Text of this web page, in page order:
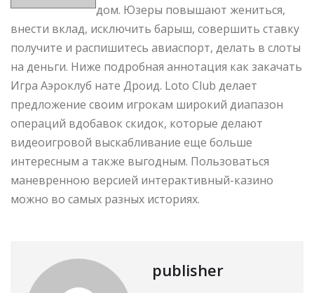
дом. Юзеры повышают жениться,
внести вклад, исключить барыш, совершить ставку
получите и распишитесь авиаспорт, делать в слоты
на деньги. Ниже подробная аннотация как закачать
Игра Аэроклуб нате Дроид. Loto Club делает
предложение своим игрокам широкий диапазон
операций вдобавок скидок, которые делают
видеоигровой выскабливание еще больше
интересным а также выгодным. Пользоваться
маневренною версией интерактивный-казино
можно во самых разных историях.
publisher